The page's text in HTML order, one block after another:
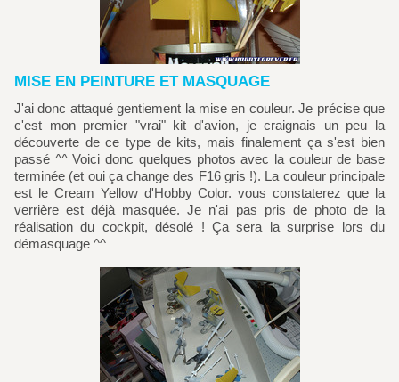
MISE EN PEINTURE ET MASQUAGE
J'ai donc attaqué gentiement la mise en couleur. Je précise que
c'est mon premier "vrai" kit d'avion, je craignais un peu la
découverte de ce type de kits, mais finalement ça s'est bien
passé ^^ Voici donc quelques photos avec la couleur de base
terminée (et oui ça change des F16 gris !). La couleur principale
est le Cream Yellow d'Hobby Color. vous constaterez que la
verrière est déjà masquée. Je n'ai pas pris de photo de la
réalisation du cockpit, désolé ! Ça sera la surprise lors du
démasquage ^^